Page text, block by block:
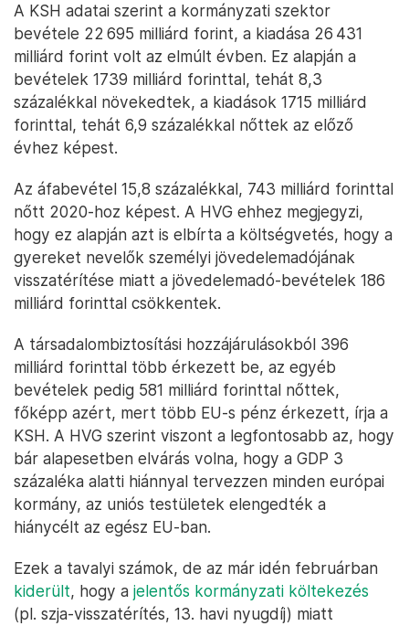
A KSH adatai szerint a kormányzati szektor
bevétele 22 695 milliárd forint, a kiadása 26 431
milliárd forint volt az elmúlt évben. Ez alapján a
bevételek 1739 milliárd forinttal, tehát 8,3
százalékkal növekedtek, a kiadások 1715 milliárd
forinttal, tehát 6,9 százalékkal nőttek az előző
évhez képest.
Az áfabevétel 15,8 százalékkal, 743 milliárd forinttal
nőtt 2020-hoz képest. A HVG ehhez megjegyzi,
hogy ez alapján azt is elbírta a költségvetés, hogy a
gyereket nevelők személyi jövedelemadójának
visszatérítése miatt a jövedelemadó-bevételek 186
milliárd forinttal csökkentek.
A társadalombiztosítási hozzájárulásokból 396
milliárd forinttal több érkezett be, az egyéb
bevételek pedig 581 milliárd forinttal nőttek,
főképp azért, mert több EU-s pénz érkezett, írja a
KSH. A HVG szerint viszont a legfontosabb az, hogy
bár alapesetben elvárás volna, hogy a GDP 3
százaléka alatti hiánnyal tervezzen minden európai
kormány, az uniós testületek elengedték a
hiánycélt az egész EU-ban.
Ezek a tavalyi számok, de az már idén februárban
kiderült, hogy a jelentős kormányzati költekezés
(pl. szja-visszatérítés, 13. havi nyugdíj) miatt